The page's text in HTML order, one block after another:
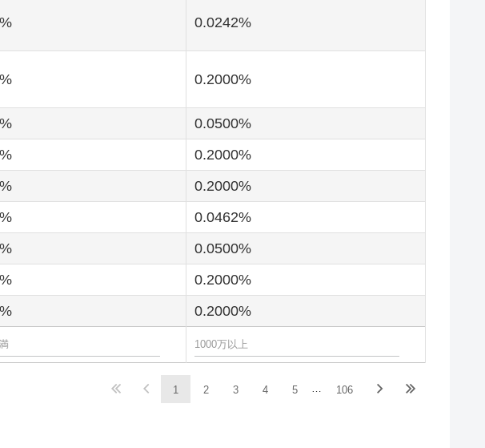
0.0242
0.2000
0.0500
0.2000
0.2000
0.0462
0.0500
0.2000
0.2000
1 2 3 4 5 106